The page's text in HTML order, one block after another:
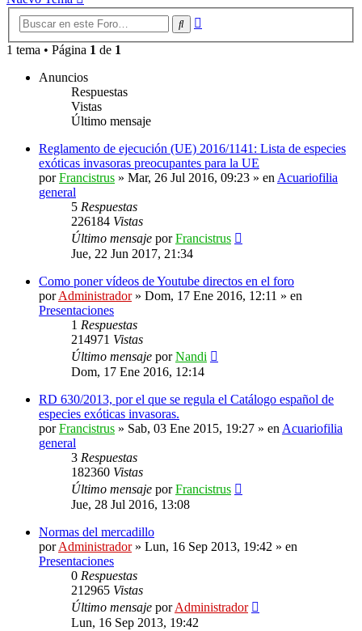
Buscar
1 tema • Página 1 de 1
Anuncios
Respuestas
Vistas
Último mensaje
Reglamento de ejecución (UE) 2016/1141: Lista de especies
exóticas invasoras preocupantes para la UE
porFrancistrus » Mar, 26 Jul 2016, 09:23 » en Acuariofilia
general
5 Respuestas
226184 Vistas
Último mensaje porFrancistrus
Jue, 22 Jun 2017, 21:34
Como poner vídeos de Youtube directos en el foro
porAdministrador» Dom, 17 Ene 2016, 12:11 » en
Presentaciones
1 Respuestas
214971 Vistas
Último mensaje porNandi
Dom, 17 Ene 2016, 12:14
RD 630/2013, por el que se regula el Catálogo español de
especies exóticas invasoras.
porFrancistrus » Sab, 03 Ene 2015, 19:27 » en Acuariofilia
general
3 Respuestas
182360 Vistas
Último mensaje porFrancistrus
Jue, 28 Jul 2016, 13:08
Normas del mercadillo
porAdministrador» Lun, 16 Sep 2013, 19:42 » en
Presentaciones
0 Respuestas
212965 Vistas
Último mensaje porAdministrador
Lun, 16 Sep 2013, 19:42